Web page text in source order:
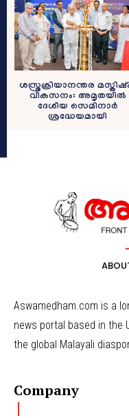
ശസ്ത്രക്രിയാനന്തര
വികസനം: അമൃതയിൽ
ദേശീയ സെമിനാർ
ശ്രദ്ധേയമായി
Aswamedham.com is a
news portal based in the
the global Malayali
Company